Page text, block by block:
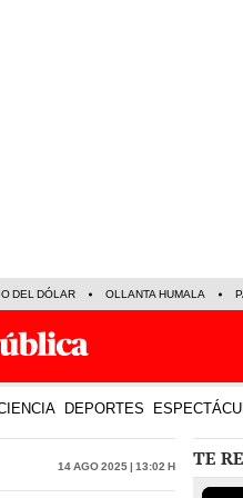
DEL DÓLAR OLLANTA HUMALA
DEPORTES
14 Ago 2025 | 13:02 h TE